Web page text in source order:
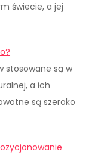
świecie, a jej
stosowane są w
a ich
są szeroko